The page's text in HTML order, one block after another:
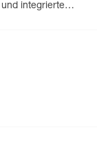
integrierten